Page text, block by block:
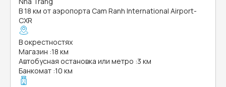
В 18 км от аэропорта Cam Ranh International Airport-
CXR
В окрестностях
Магазин :18 км
Автобусная остановка или метро :3 км
Банкомат :10 км